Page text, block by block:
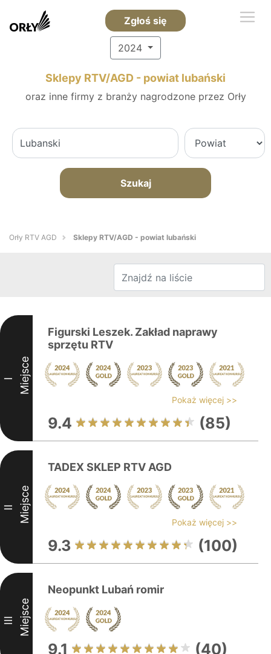
Zgłoś się
2024
Sklepy RTV/AGD - powiat lubański
oraz inne firmy z branży nagrodzone przez Orły
Szukaj
Orły RTV AGD Sklepy RTV/AGD - powiat lubański
I Miejsce
Figurski Leszek. Zakład naprawy
sprzętu RTV
Pokaż więcej >>
9.4 (85)
II Miejsce
TADEX SKLEP RTV AGD
Pokaż więcej >>
9.3 (100)
III Miejsce
Neopunkt Lubań romir
9.1 (40)